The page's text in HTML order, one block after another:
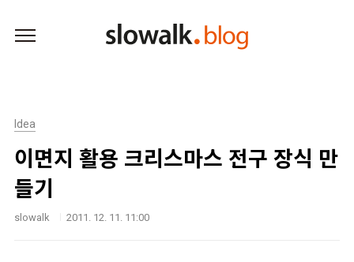
Idea
이면지 활용 크리스마스 전구 장식 만
들기
slowalk 2011. 12. 11. 11:00